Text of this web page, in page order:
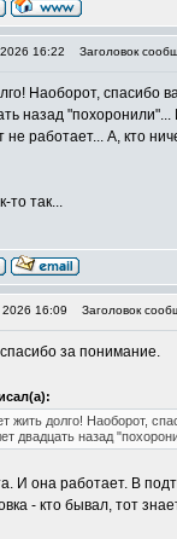
16:22 Заголовок
Наоборот, спасибо
назад
не работает... А, кто
то так...
16:09 Заголовок
за понимание.
жить долго! Наоборот,
двадцать назад
И она работает. В
- кто бывал, тот